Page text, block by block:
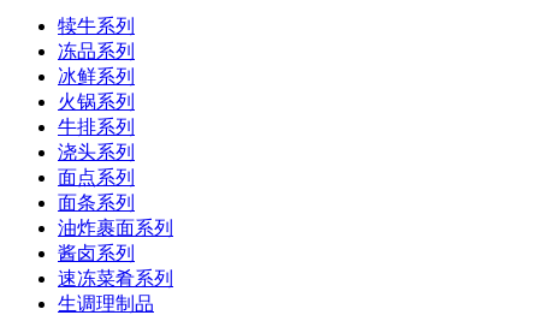
犊牛系列
冻品系列
冰鲜系列
火锅系列
牛排系列
浇头系列
面点系列
面条系列
油炸裹面系列
酱卤系列
速冻菜肴系列
生调理制品